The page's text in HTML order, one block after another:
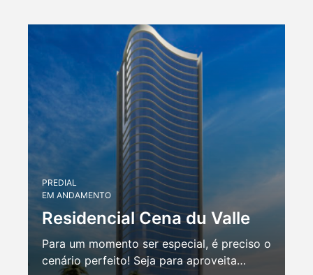
PREDIAL
EM ANDAMENTO
Residencial Cena du Valle
Para um momento ser especial, é preciso o
cenário perfeito! Seja para aproveita…